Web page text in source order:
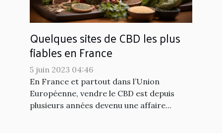
Quelques sites de CBD les plus
fiables en France
5 juin 2023 04:46
En France et partout dans l’Union
Européenne, vendre le CBD est depuis
plusieurs années devenu une affaire...